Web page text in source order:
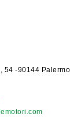
54 -90144